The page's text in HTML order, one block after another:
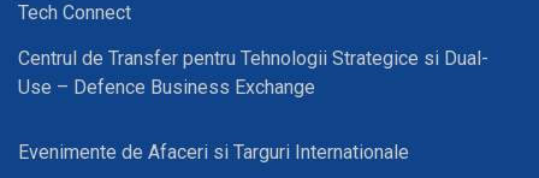
Tech Connect
Centrul de Transfer pentru Tehnologii Strategice si Dual-
Use – Defence Business Exchange
Evenimente de Afaceri si Targuri Internationale